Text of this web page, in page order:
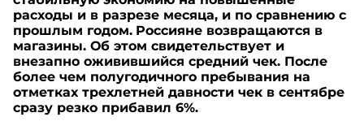
расходы и в разрезе месяца, и по сравнению с
прошлым годом. Россияне возвращаются в
магазины. Об этом свидетельствует и
внезапно оживившийся средний чек. После
более чем полугодичного пребывания на
отметках трехлетней давности чек в сентябре
сразу резко прибавил 6%.